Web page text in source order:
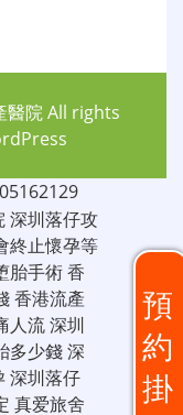
預
約
掛
醫院All rights
深圳落仔攻
終止懷孕等
胎手術香
香港流產
人流深圳
多少錢深
深圳落仔
真爱旅舍